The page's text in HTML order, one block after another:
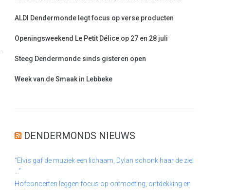
ALDI Dendermonde legt focus op verse producten
Openingsweekend Le Petit Délice op 27 en 28 juli
Steeg Dendermonde sinds gisteren open
Week van de Smaak in Lebbeke
DENDERMONDS NIEUWS
“Elvis gaf de muziek een lichaam, Dylan schonk haar de ziel
…”
Hofconcerten leggen focus op ontmoeting, ontdekking en